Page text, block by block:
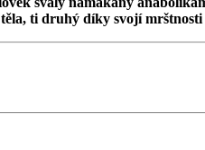
ti druhý díky svojí